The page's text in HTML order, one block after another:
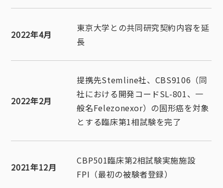
2022年4月
東京大学との共同研究契約内容を延
長
2022年2月
提携先Stemline社、CBS9106（同
社における開発コードSL-801、一
般名Felezonexor）の固形癌を対象
とする臨床第1相試験を完了
2021年12月
CBP501臨床第2相試験実施施設
FPI（最初の被験者登録）